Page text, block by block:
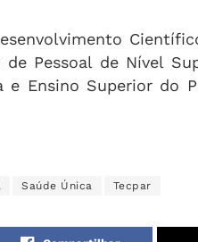
Pessoal de Nível
e Ensino Superior do
Saúde Única Tecpar